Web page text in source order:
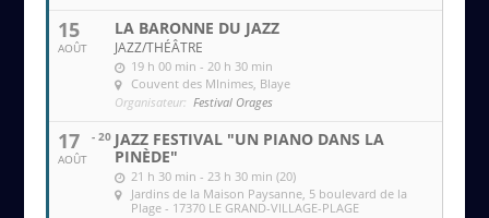
15
AOÛT
LA BARONNE DU JAZZ
JAZZ/THÉÂTRE
19 h 00 min - 20 h 30 min
Couvent des MInimes , Blaye
Organisateur: Festival Orages
17
AOÛT
- 20 JAZZ FESTIVAL "UN PIANO DANS LA
PINÈDE"
21 h 30 min - 23 h 30 min (20)
Jardins de la Maison Paysanne , 5 boulevard de la
Plage - 17370 LE GRAND-VILLAGE-PLAGE